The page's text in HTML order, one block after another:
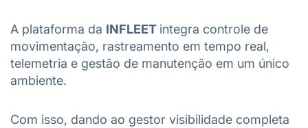
A plataforma da INFLEET integra controle de
movimentação, rastreamento em tempo real,
telemetria e gestão de manutenção em um único
ambiente.
Com isso, dando ao gestor visibilidade completa